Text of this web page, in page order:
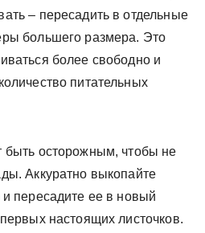
– пересадить в отдельные
большего размера. Это
более свободно и
питательных
быть осторожным, чтобы не
Аккуратно выкопайте
и пересадите ее в новый
настоящих листочков.